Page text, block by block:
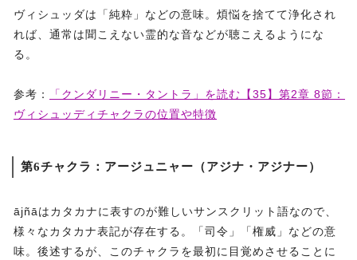
ヴィシュッダは「純粋」などの意味。煩悩を捨てて浄化され
れば、通常は聞こえない霊的な音などが聴こえるようにな
る。
参考：
「クンダリニー・タントラ」を読む【35】第2章 8節：
ヴィシュッディチャクラの位置や特徴
第6チャクラ：アージュニャー（アジナ・アジナー）
ājñāはカタカナに表すのが難しいサンスクリット語なので、
様々なカタカナ表記が存在する。「司令」「権威」などの意
味。後述するが、このチャクラを最初に目覚めさせることに